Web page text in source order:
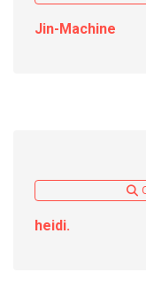
Jin-Machine
heidi.